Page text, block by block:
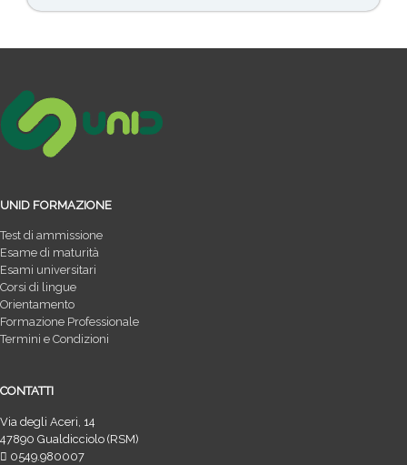
UNID FORMAZIONE
Test di ammissione
Esame di maturità
Esami universitari
Corsi di lingue
Orientamento
Formazione Professionale
Termini e Condizioni
CONTATTI
Via degli Aceri, 14
47890 Gualdicciolo (RSM)
0549.980007